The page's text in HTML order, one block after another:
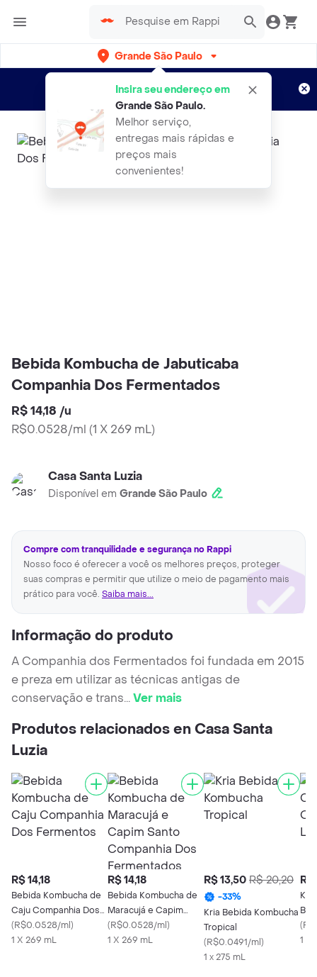
Grande São Paulo
Insira seu endereço em
Grande São Paulo.
Melhor serviço,
entregas mais rápidas e
preços mais
convenientes!
Entregas grátis por 15 dias!
Aplicam T&C
Bebida Kombucha de Jabuticaba
Companhia Dos Fermentados
R$ 14,18 /u
R$0.0528/ml (1 X 269 mL)
Casa Santa Luzia
Disponível em Grande São Paulo
Compre com tranquilidade e segurança no Rappi
Nosso foco é oferecer a você os melhores preços, proteger
suas compras e permitir que utilize o meio de pagamento mais
prático para você. Saiba mais...
Informação do produto
A Companhia dos Fermentados foi fundada em 2015
e preza em utilizar as técnicas antigas de
conservação e trans...Ver mais
Produtos relacionados en Casa Santa
Luzia
R$ 14,18
Bebida Kombucha de
Caju Companhia Dos
Fermentos
(R$0.0528/ml)
1 X 269 mL
R$ 14,18
Bebida Kombucha de
Maracujá e Capim
Santo Companhia Dos
Fermentados
(R$0.0528/ml)
1 X 269 mL
R$ 13,50 R$ 20,20
-33%
Kria Bebida Kombucha
Tropical
(R$0.0491/ml)
1 x 275 mL
R$
(
1 x